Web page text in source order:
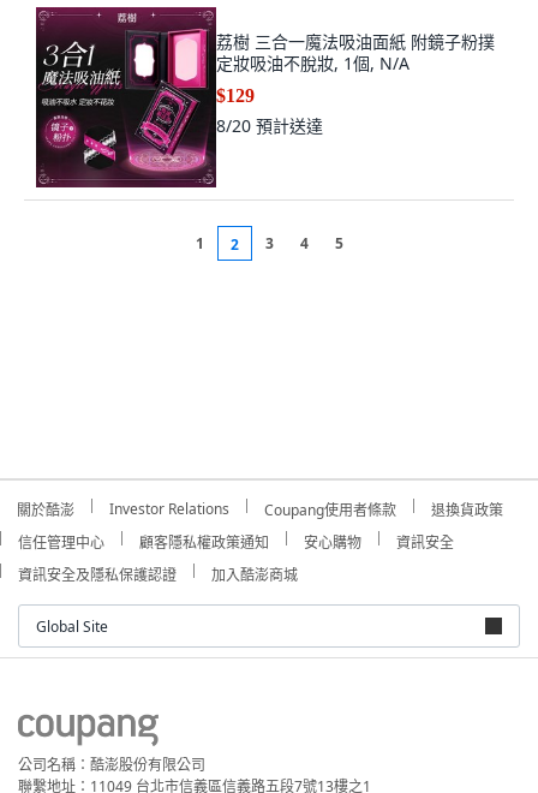
荔樹 三合一魔法吸油面紙 附鏡子粉撲
定妝吸油不脫妝, 1個, N/A
$129
8/20 預計送達
1 2 3 4 5
關於酷澎 Investor Relations Coupang使用者條款
退換貨政策
信任管理中心
顧客隱私權政策通知 安心購物
資訊安全
資訊安全及隱私保護認證
加入酷澎商城
Global Site
公司名稱：酷澎股份有限公司
聯繫地址：11049 台北市信義區信義路五段7號13樓之1